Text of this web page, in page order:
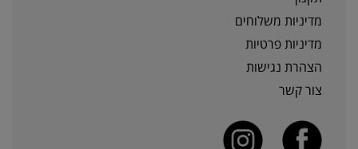
מדיניות משלוחים
מדיניות פרטיות
הצהרת נגישות
צור קשר